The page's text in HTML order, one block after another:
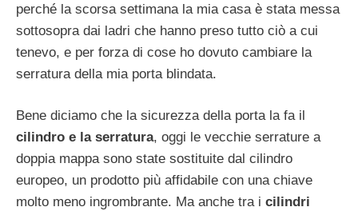
perché la scorsa settimana la mia casa è stata messa
sottosopra dai ladri che hanno preso tutto ciò a cui
tenevo, e per forza di cose ho dovuto cambiare la
serratura della mia porta blindata.
Bene diciamo che la sicurezza della porta la fa il
cilindro e la serratura, oggi le vecchie serrature a
doppia mappa sono state sostituite dal cilindro
europeo, un prodotto più affidabile con una chiave
molto meno ingrombrante. Ma anche tra i cilindri